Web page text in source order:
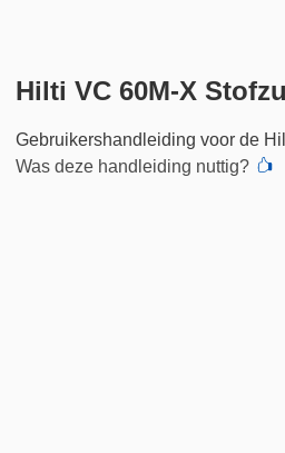
Hilti VC 60M-X
Gebruikershandleiding voor de
Was deze handleiding nuttig?